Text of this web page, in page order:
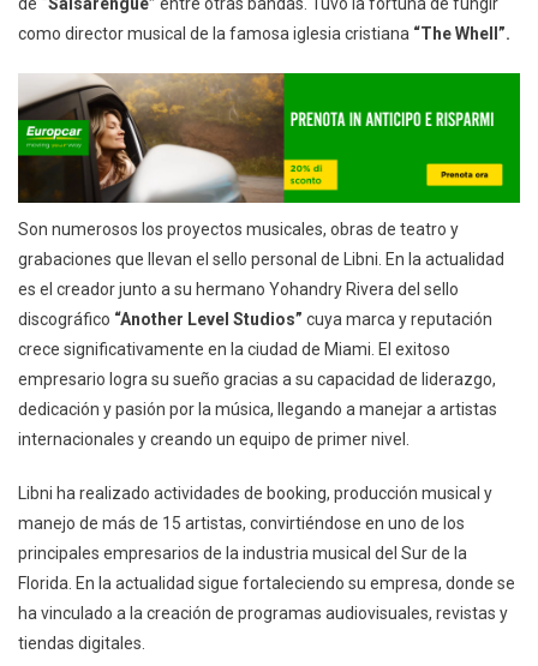
de “Salsarengue” entre otras bandas. Tuvo la fortuna de fungir
como director musical de la famosa iglesia cristiana “The Whell”.
Son numerosos los proyectos musicales, obras de teatro y
grabaciones que llevan el sello personal de Libni. En la actualidad
es el creador junto a su hermano Yohandry Rivera del sello
discográfico “Another Level Studios” cuya marca y reputación
crece significativamente en la ciudad de Miami. El exitoso
empresario logra su sueño gracias a su capacidad de liderazgo,
dedicación y pasión por la música, llegando a manejar a artistas
internacionales y creando un equipo de primer nivel.
Libni ha realizado actividades de booking, producción musical y
manejo de más de 15 artistas, convirtiéndose en uno de los
principales empresarios de la industria musical del Sur de la
Florida. En la actualidad sigue fortaleciendo su empresa, donde se
ha vinculado a la creación de programas audiovisuales, revistas y
tiendas digitales.